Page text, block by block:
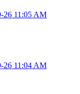
26 11:05 AM
26 11:04 AM